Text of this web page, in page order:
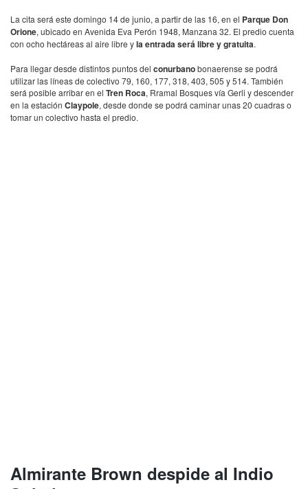
La cita será este domingo 14 de junio, a partir de las 16, en el Parque Don
Orione, ubicado en Avenida Eva Perón 1948, Manzana 32. El predio cuenta
con ocho hectáreas al aire libre yla entrada será libre y gratuita.
Para llegar desde distintos puntos del conurbanobonaerense se podrá
utilizar las líneas de colectivo 79, 160, 177, 318, 403, 505 y 514. También
será posible arribar en el Tren Roca, Rramal Bosques vía Gerli y descender
en la estación Claypole, desde donde se podrá caminar unas 20 cuadras o
tomar un colectivo hasta el predio.
Almirante Brown despide al Indio